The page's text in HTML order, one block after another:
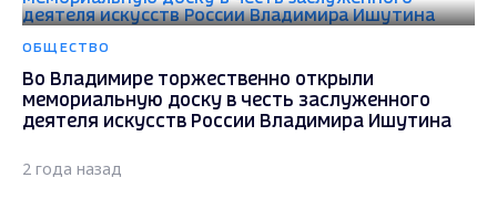
ОБЩЕСТВО
Во Владимире торжественно открыли
мемориальную доску в честь заслуженного
деятеля искусств России Владимира Ишутина
2 года назад